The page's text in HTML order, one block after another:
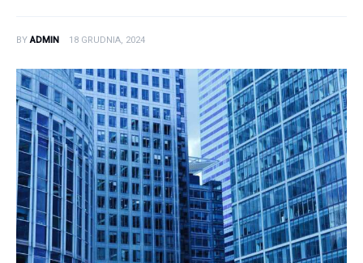
Rozwój
BY ADMIN 18 GRUDNIA, 2024